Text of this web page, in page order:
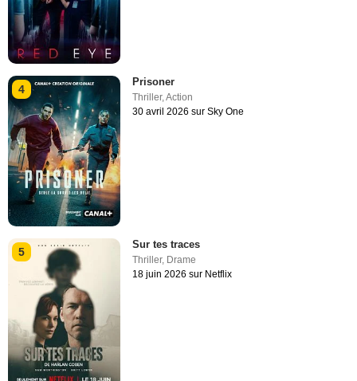
4
Prisoner
Thriller,Action
30 avril 2026 sur Sky One
5
Sur tes traces
Thriller, Drame
18 juin 2026 sur Netflix